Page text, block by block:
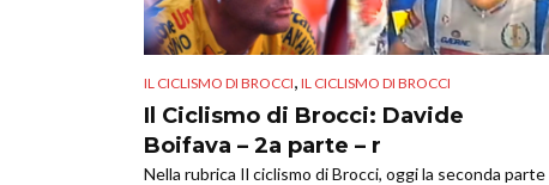
IL CICLISMO DI BROCCI IL CICLISMO DI BROCCI
Il Ciclismo di Brocci: Davide
Boifava – 2a parte – r
Nella rubrica Il ciclismo di Brocci, oggi la seconda parte